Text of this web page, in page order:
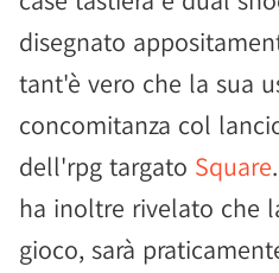
disegnato
tant'è vero che la sua
concomitanza col
dell'rpg targato Square
ha inoltre rivelato che
gioco, sarà